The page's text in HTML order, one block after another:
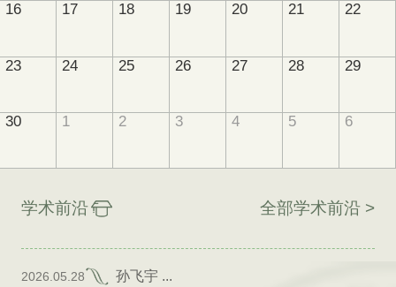
16 17 18 19 20 21 22
23 24 25 26 27 28 29
30 1 2 3 4 5 6
学术前沿 全部学术前沿 >
2026.05.28 孙飞宇 ...